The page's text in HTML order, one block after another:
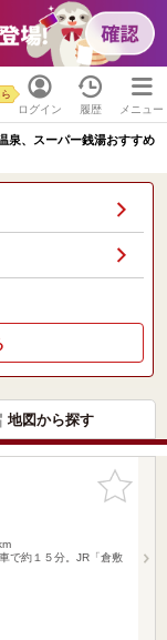
ログイン 履歴 メニュー
泉、スーパー銭湯おすすめ
地図から探す
お気に入
りに追加
で約１５分。JR「倉敷